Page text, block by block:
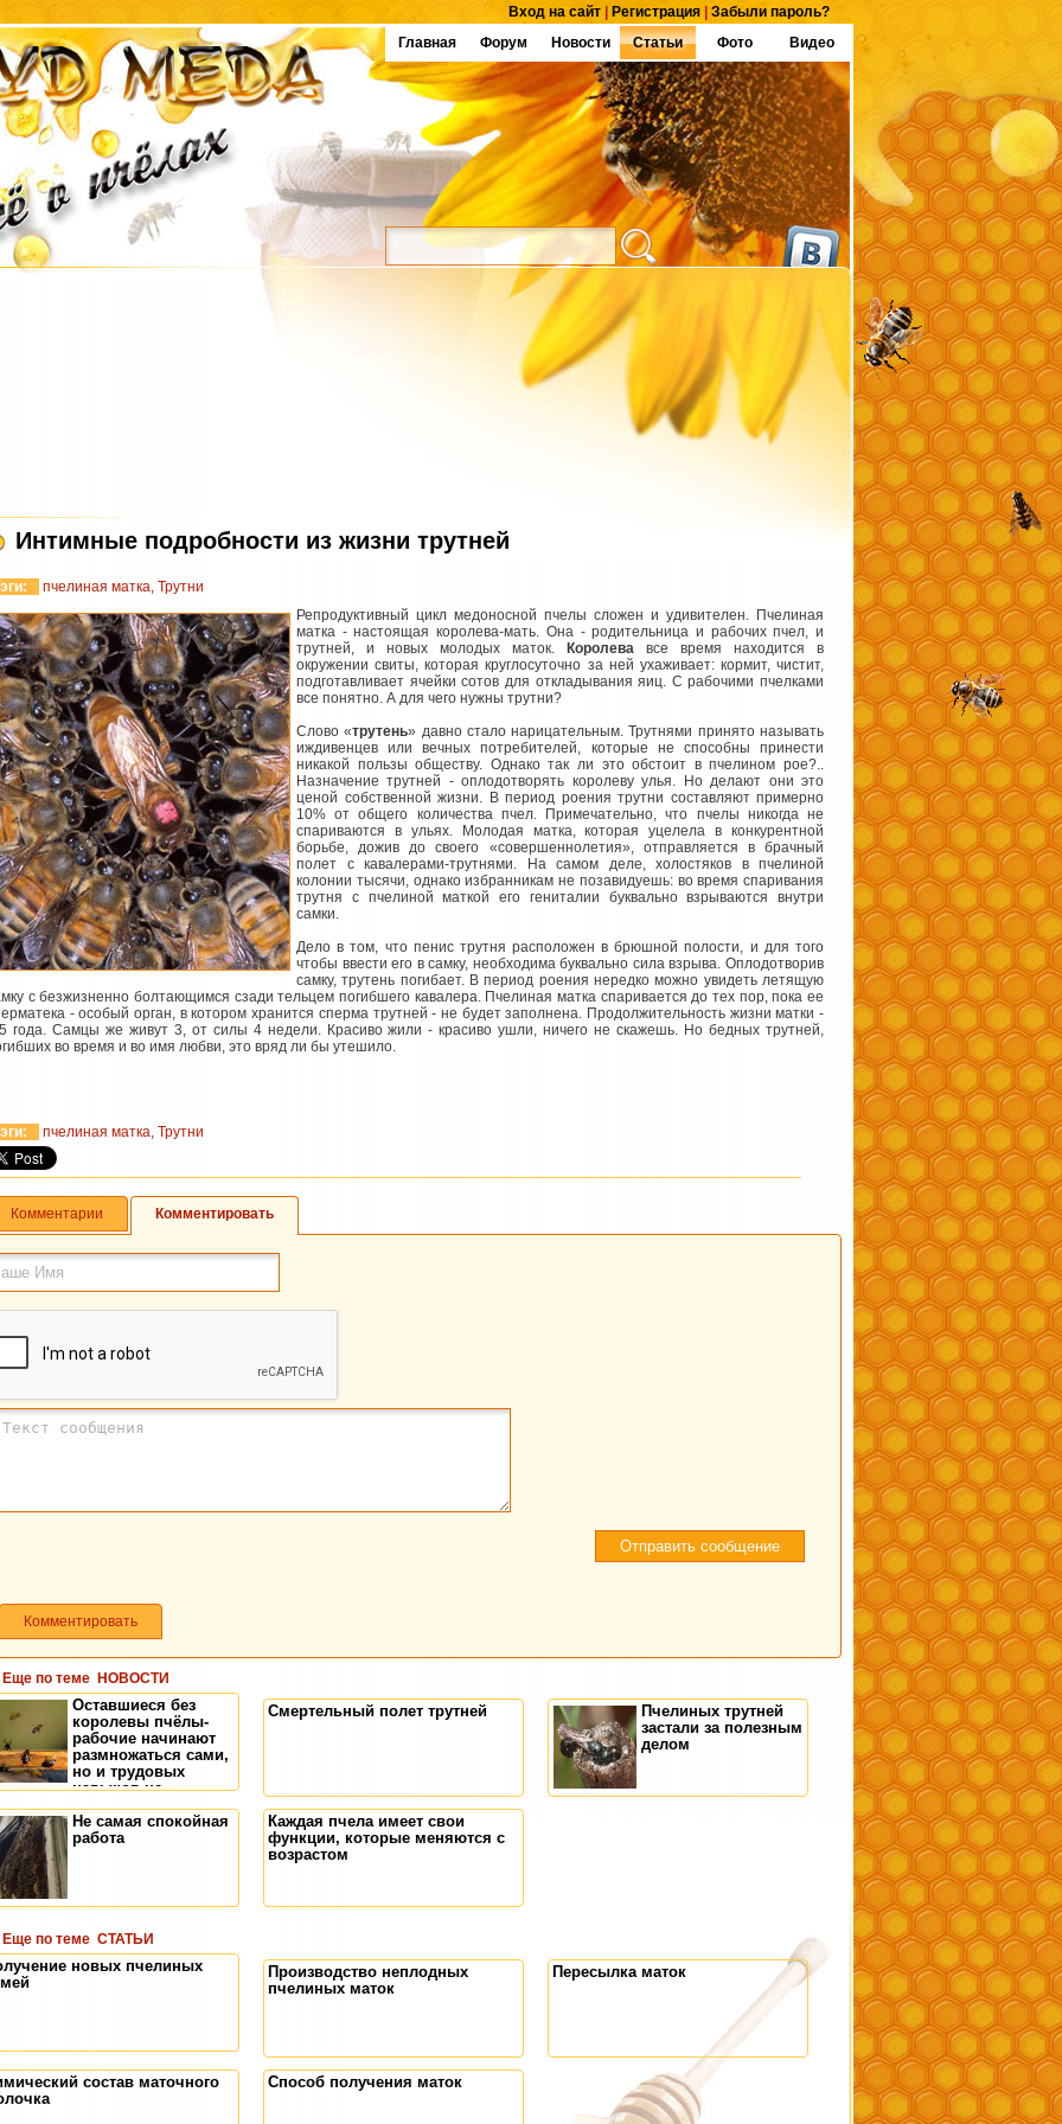
Вход на сайт Регистрация
Забыли пароль?
Главная
Форум Новости Статьи Фото Видео
Интимные подробности из жизни трутней
пчелиная матка, Трутни
Репродуктивный цикл медоносной пчелы сложен и удивителен. Пчелиная
матка - настоящая королева-мать. Она - родительница и рабочих пчел, и
трутней, и новых молодых маток.
Королева все время находится в
окружении свиты, которая круглосуточно за ней ухаживает: кормит, чистит,
подготавливает ячейки сотов для откладывания яиц. С рабочими пчелками
все понятно. А для чего нужны трутни?
Слово «трутень» давно стало нарицательным. Трутнями принято называть
иждивенцев или вечных потребителей, которые не способны принести
никакой пользы обществу. Однако так ли это обстоит в пчелином рое?..
Назначение трутней - оплодотворять королеву улья. Но делают они это
ценой собственной жизни. В период роения трутни составляют примерно
10% от общего количества пчел. Примечательно, что пчелы никогда не
спариваются в ульях. Молодая матка, которая уцелела в конкурентной
борьбе, дожив до своего «совершеннолетия», отправляется в брачный
полет с кавалерами-трутнями. На самом деле, холостяков в пчелиной
колонии тысячи, однако избранникам не позавидуешь: во время спаривания
трутня с пчелиной маткой его гениталии буквально взрываются внутри
самки.
Дело в том, что пенис трутня расположен в брюшной полости, и для того
чтобы ввести его в самку, необходима буквально сила взрыва. Оплодотворив
самку, трутень погибает. В период роения нередко можно увидеть летящую
с безжизненно болтающимся сзади тельцем погибшего кавалера. Пчелиная матка спаривается до тех пор, пока ее
- особый орган, в котором хранится сперма трутней - не будет заполнена. Продолжительность жизни матки -
года. Самцы же живут 3, от силы 4 недели. Красиво жили - красиво ушли, ничего не скажешь. Но бедных трутней,
во время и во имя любви, это вряд ли бы утешило.
пчелиная матка, Трутни
Комментарии Комментировать
Комментировать
Еще по теме НОВОСТИ
Оставшиеся без
королевы пчёлы-
рабочие начинают
размножаться сами,
но и трудовых
навыков не
утрачивают
Смертельный полет трутней
Пчелиных трутней
застали за полезным
делом
Не самая спокойная
работа
Каждая пчела имеет свои
функции, которые меняются с
возрастом
Еще по теме СТАТЬИ
новых пчелиных
Производство неплодных
пчелиных маток
Пересылка маток
состав маточного
Способ получения маток